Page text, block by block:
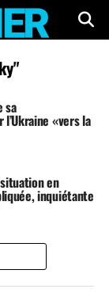
sa
«vers la
en
inquiétante